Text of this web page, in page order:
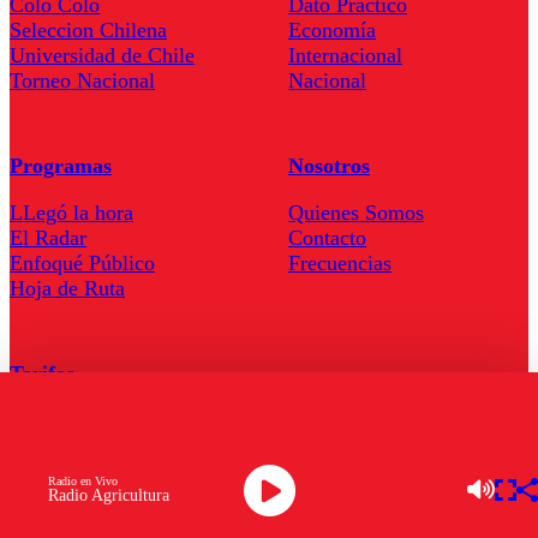
Radio Agricultura
Radio en Vivo
Seleccion Chilena
Universidad de Chile
Torneo Nacional
Economía
Internacional
Nacional
Programas
LLegó la hora
El Radar
Enfoqué Público
Hoja de Ruta
Nosotros
Quienes Somos
Contacto
Frecuencias
Tarifas